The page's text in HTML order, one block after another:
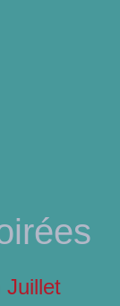
Juillet